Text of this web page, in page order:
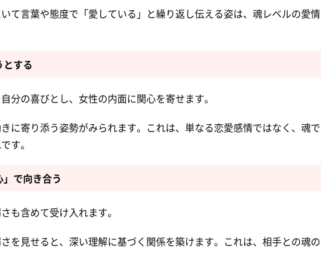
て言葉や態度で「愛している」と繰り返し伝える姿は、魂レベルの愛情
する
分の喜びとし、女性の内面に関心を寄せます。
に寄り添う姿勢がみられます。これは、単なる恋愛感情ではなく、魂で
す。
で向き合う
も含めて受け入れます。
を見せると、深い理解に基づく関係を築けます。これは、相手との魂の